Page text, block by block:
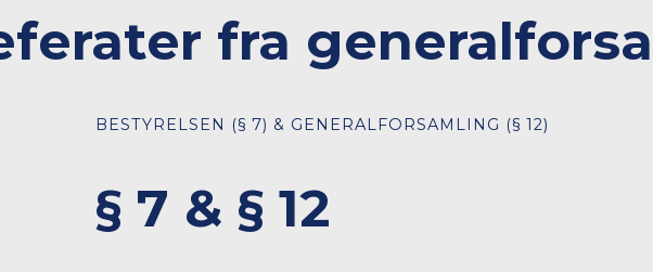
fra
BESTYRELSEN (§ 7) & GENERALFORSAMLING (§ 12)
§ 7 & § 12